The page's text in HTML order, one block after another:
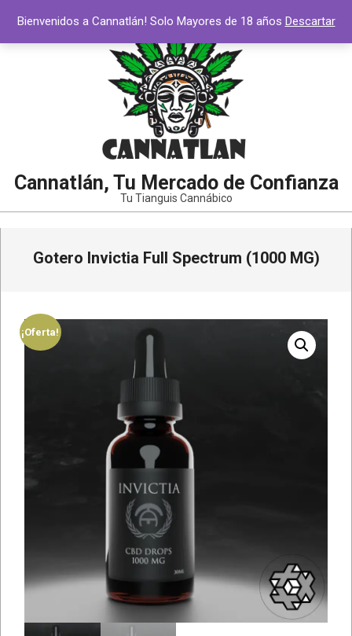
contenido
Cannatlán, Tu Mercado de Confianza
Tu Tianguis Cannábico
Gotero Invictia Full Spectrum (1000 MG)
¡Oferta!
Bienvenidos a Cannatlán! Solo Mayores de 18 años Descartar